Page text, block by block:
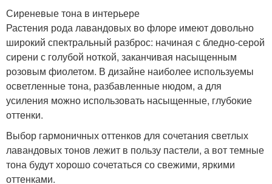
Сиреневые тона в интерьере
Растения рода лавандовых во флоре имеют довольно
широкий спектральный разброс: начиная с бледно-серой
сирени с голубой ноткой, заканчивая насыщенным
розовым фиолетом. В дизайне наиболее используемы
осветленные тона, разбавленные нюдом, а для
усиления можно использовать насыщенные, глубокие
оттенки.
Выбор гармоничных оттенков для сочетания светлых
лавандовых тонов лежит в пользу пастели, а вот темные
тона будут хорошо сочетаться со свежими, яркими
оттенками.